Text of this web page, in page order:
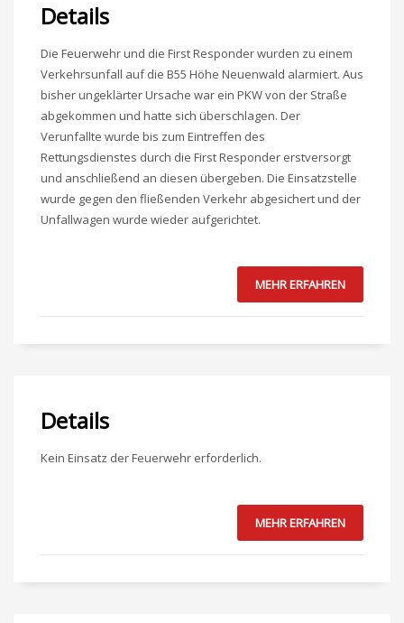
Details
Die Feuerwehr und die First Responder wurden zu einem
Verkehrsunfall auf die B55 Höhe Neuenwald alarmiert. Aus
bisher ungeklärter Ursache war ein PKW von der Straße
abgekommen und hatte sich überschlagen. Der
Verunfallte wurde bis zum Eintreffen des
Rettungsdienstes durch die First Responder erstversorgt
und anschließend an diesen übergeben. Die Einsatzstelle
wurde gegen den fließenden Verkehr abgesichert und der
Unfallwagen wurde wieder aufgerichtet.
MEHR ERFAHREN
Details
Kein Einsatz der Feuerwehr erforderlich.
MEHR ERFAHREN